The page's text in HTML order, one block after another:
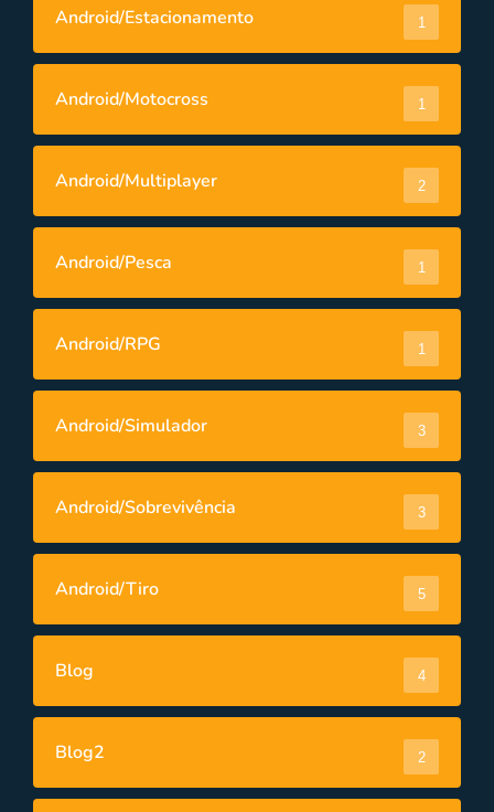
Android/Estacionamento 1
Android/Motocross 1
Android/Multiplayer 2
Android/Pesca 1
Android/RPG 1
Android/Simulador 3
Android/Sobrevivência 3
Android/Tiro 5
Blog 4
Blog2 2